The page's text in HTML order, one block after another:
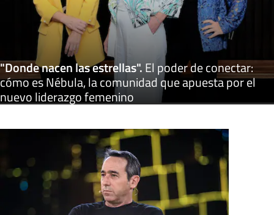
"Donde nacen las estrellas".El poder de conectar:
cómo es Nébula, la comunidad que apuesta por el
nuevo liderazgo femenino